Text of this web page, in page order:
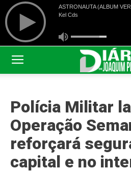
Polícia Militar
Operação
reforçará
capital e no